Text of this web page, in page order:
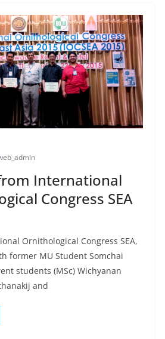
International
Congress SEA
Ornithological Congress SEA,
former MU Student Somchai
students (MSc) Wichyanan
and